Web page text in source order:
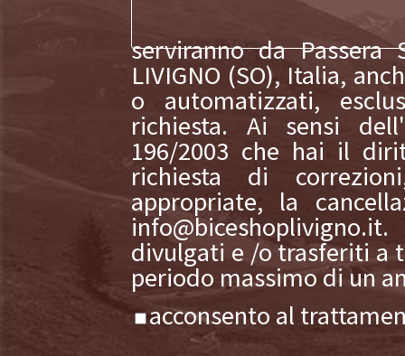
serviranno da Passera
LIVIGNO (SO), Italia,
o automatizzati,
richiesta. Ai sensi
196/2003 che hai il
richiesta di
appropriate, la
divulgati e /o trasferiti a
periodo massimo di un
acconsento al